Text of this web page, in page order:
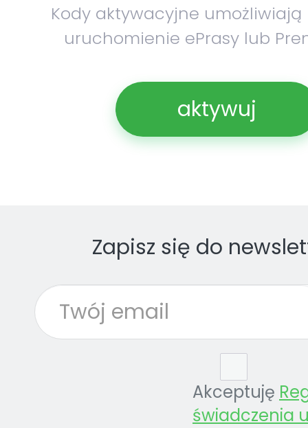
Kody aktywacyjne umożliwiają
uruchomienie ePrasy lub
aktywuj
Zapisz się do
Akceptuję
świadczenia